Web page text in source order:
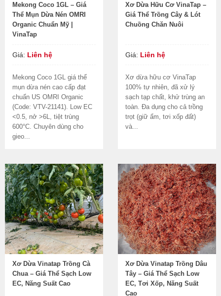
Mekong Coco 1GL – Giá
Thể Mụn Dừa Nén OMRI
Organic Chuẩn Mỹ |
VinaTap
Giá: Liên hệ
Mekong Coco 1GL giá thể
mụn dừa nén cao cấp đạt
chuẩn US OMRI Organic
(Code: VTV-21141). Low EC
<0.5, nở >6L, tiệt trùng
600°C. Chuyên dùng cho
gieo...
Xơ Dừa Hữu Cơ VinaTap –
Giá Thể Trồng Cây & Lót
Chuồng Chăn Nuôi
Giá: Liên hệ
Xơ dừa hữu cơ VinaTap
100% tự nhiên, đã xử lý
sạch tạp chất, khử trùng an
toàn. Đa dụng cho cả trồng
trọt (giữ ẩm, tơi xốp đất)
và...
Xơ Dừa Vinatap Trồng Cà
Chua – Giá Thể Sạch Low
EC, Năng Suất Cao
Xơ Dừa Vinatap Trồng Dâu
Tây – Giá Thể Sạch Low
EC, Tơi Xốp, Năng Suất
Cao